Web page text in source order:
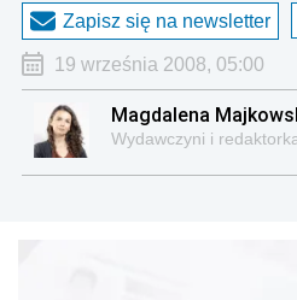
Zapisz się na newsletter
19 września 2008, 05:00
Magdalena
Wydawczyni i